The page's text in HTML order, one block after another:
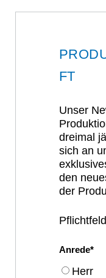
FT
Unser
dreimal
sich an
den
der
Anrede
Herr